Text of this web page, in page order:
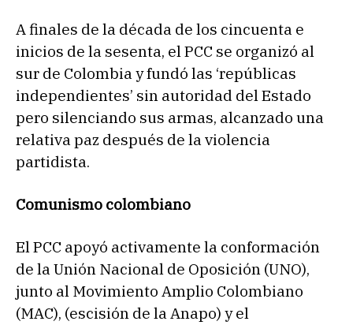
A finales de la década de los cincuenta e
inicios de la sesenta, el PCC se organizó al
sur de Colombia y fundó las ‘repúblicas
independientes’ sin autoridad del Estado
pero silenciando sus armas, alcanzado una
relativa paz después de la violencia
partidista.
Comunismo colombiano
El PCC apoyó activamente la conformación
de la Unión Nacional de Oposición (UNO),
junto al Movimiento Amplio Colombiano
(MAC), (escisión de la Anapo) y el